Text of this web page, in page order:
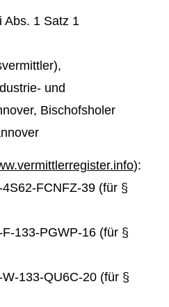
Abs. 1 Satz 1
und
Bischofsholer
):
FCNFZ-39 (für §
133-PGWP-16 (für §
133-QU6C-20 (für §